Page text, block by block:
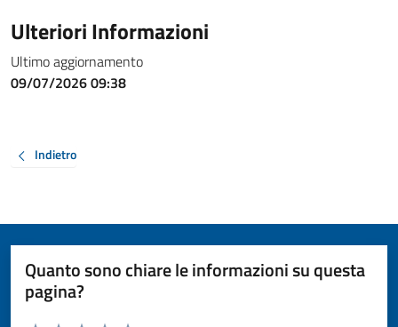
Ulteriori Informazioni
Ultimo aggiornamento
09/07/2026 09:38
Indietro
Quanto sono chiare le informazioni su questa
pagina?